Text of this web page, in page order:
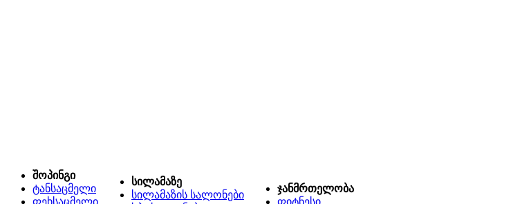
შოპინგი
ტანსაცმელი
ფეხსაცმელი
სილამაზე
სილამაზის სალონები
ჯანმრთელობა
ფიტნესი